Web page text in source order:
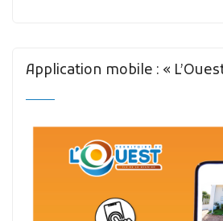
Application mobile : «